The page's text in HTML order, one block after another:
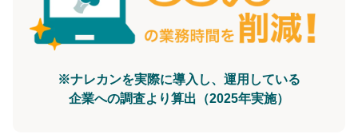
※ナレカンを実際に導入し、運用している
企業への調査より算出（2025年実施）